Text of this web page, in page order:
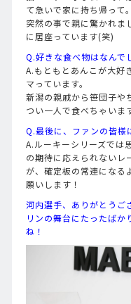
て急いで家に持ち帰って。
突然の事で親に驚かれま
に居座っています(笑)
Q.好きな食べ物はなんで
A.もともとあんこが大好
マっています。
新潟の親戚から笹団子や
つい一人で食べちゃいま
Q.最後に、ファンの皆様
A.ルーキーシリーズでは
の期待に応えられないレ
が、確定板の常連になる
願いします！
河内選手、ありがとうご
リンの舞台にたったばか
ね！